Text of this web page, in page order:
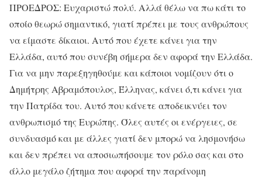
ΠΡΟΕΔΡΟΣ: Ευχαριστώ πολύ. Αλλά θέλω να πω κάτι το
οποίο θεωρώ σημαντικό, γιατί πρέπει με τους ανθρώπους
να είμαστε δίκαιοι. Αυτό που έχετε κάνει για την
Ελλάδα, αυτό που συνέβη σήμερα δεν αφορά την Ελλάδα.
Για να μην παρεξηγηθούμε και κάποιοι νομίζουν ότι ο
Δημήτρης Αβραμόπουλος, Έλληνας, κάνει ό,τι κάνει για
την Πατρίδα του. Αυτό που κάνετε αποδεικνύει τον
ανθρωπισμό της Ευρώπης. Όλες αυτές οι ενέργειες, σε
συνδυασμό και με άλλες γιατί δεν μπορώ να λησμονήσω
και δεν πρέπει να αποσιωπήσουμε τον ρόλο σας και στο
άλλο μεγάλο ζήτημα που αφορά την παράνομη